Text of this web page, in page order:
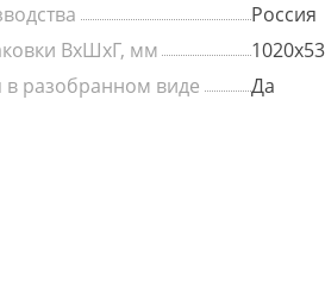
Россия
ВхШхГ, мм
в разобранном виде
Да